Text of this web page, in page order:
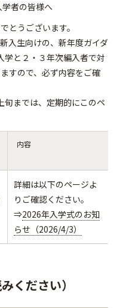
学者の皆様へ
とうございます。
入生向けの、新年度ガイダ
学と２・３年次編入者で対
すので、必ず内容をご確
旬までは、定期的にこのペ
内容
詳細は以下のページよ
りご確認ください。
⇒2026年入学式のお知
らせ（2026/4/3）
ください）